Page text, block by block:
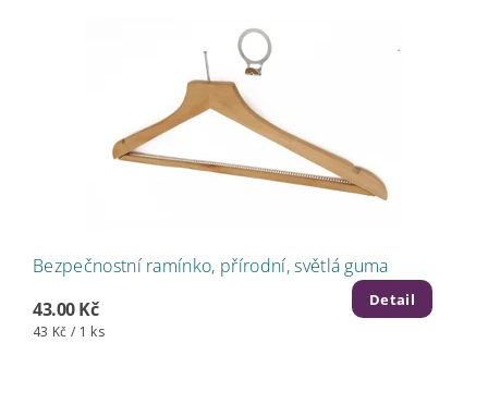
Bezpečnostní ramínko, přírodní, světlá guma
43.00 Kč
43 Kč / 1 ks
Detail